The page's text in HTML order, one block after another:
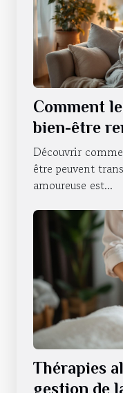
Comment
bien-être
amoureux ?
Découvrir
être peuvent
amoureuse est...
Thérapies
gestion de